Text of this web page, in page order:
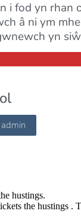
i fod yn rhan
â ni ym
yn